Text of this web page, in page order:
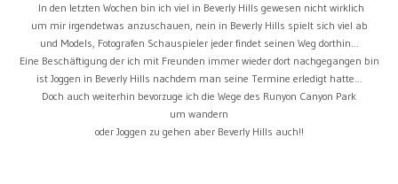
In den letzten Wochen bin ich viel in Beverly Hills gewesen nicht wirklich
um mir irgendetwas anzuschauen, nein in Beverly Hills spielt sich viel ab
und Models, Fotografen Schauspieler jeder findet seinen Weg dorthin...
Eine Beschäftigung der ich mit Freunden immer wieder dort nachgegangen bin
ist Joggen in Beverly Hills nachdem man seine Termine erledigt hatte...
Doch auch weiterhin bevorzuge ich die Wege des Runyon Canyon Park
um wandern
oder Joggen zu gehen aber Beverly Hills auch!!